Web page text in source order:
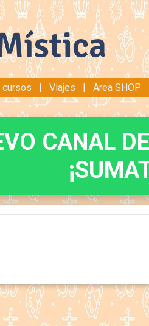
cursos | Viajes | Area SHOP
CANAL